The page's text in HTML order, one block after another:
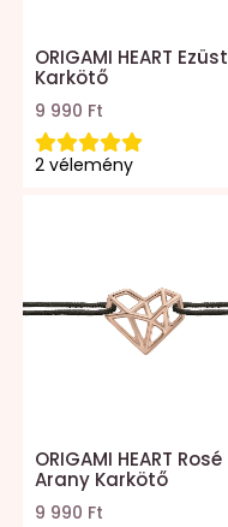
Összes termék
Zsinór csere
ORIGAMI HEART Ezüst
Karkötő
9 990 Ft
2 vélemény
ORIGAMI HEART Rosé
Arany Karkötő
9 990 Ft